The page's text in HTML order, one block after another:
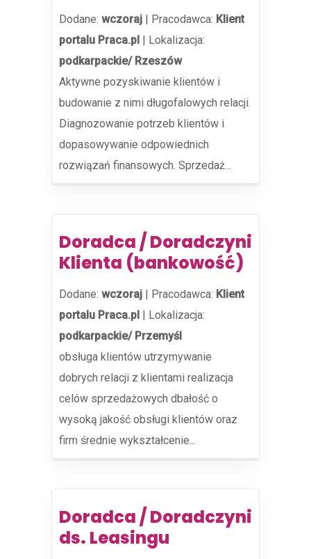
Dodane: wczoraj | Pracodawca: Klient
portalu Praca.pl | Lokalizacja:
podkarpackie/ Rzeszów
Aktywne pozyskiwanie klientów i
budowanie z nimi długofalowych relacji.
Diagnozowanie potrzeb klientów i
dopasowywanie odpowiednich
rozwiązań finansowych. Sprzedaż...
Doradca / Doradczyni
Klienta (bankowość)
Dodane: wczoraj | Pracodawca: Klient
portalu Praca.pl | Lokalizacja:
podkarpackie/ Przemyśl
obsługa klientów utrzymywanie
dobrych relacji z klientami realizacja
celów sprzedażowych dbałość o
wysoką jakość obsługi klientów oraz
firm średnie wykształcenie...
Doradca / Doradczyni
ds. Leasingu